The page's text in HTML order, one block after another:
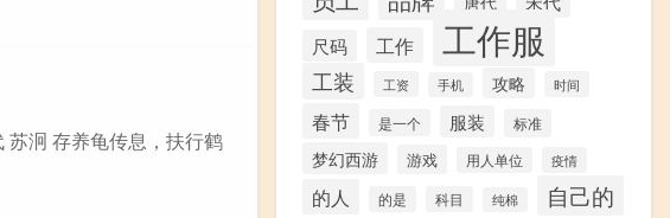
苏泂 存养龟传息，扶行鹤
尺码
工作 工作服
工装 工资 手机 攻略 时间
春节 是一个 服装 标准
梦幻西游 游戏 用人单位 疫情
的人 的是 科目 纯棉 自己的